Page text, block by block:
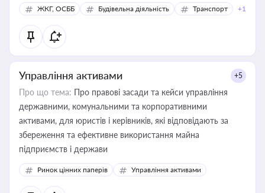
ЖКГ, ОСББ Будівельна діяльність Транспорт +1
Управління активами +5
Про що тема: Про правові засади та кейси управління
державними, комунальними та корпоративними
активами, для юристів і керівників, які відповідають за
збереження та ефективне використання майна
підприємств і держави
Ринок цінних паперів Управління активами